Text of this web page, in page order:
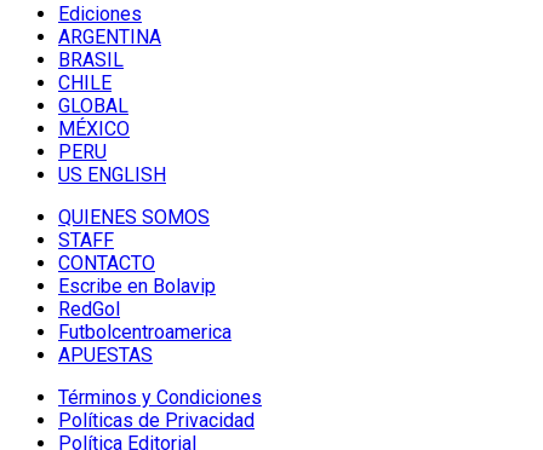
Ediciones
ARGENTINA
BRASIL
CHILE
GLOBAL
MÉXICO
PERU
US ENGLISH
QUIENES SOMOS
STAFF
CONTACTO
Escribe en Bolavip
RedGol
Futbolcentroamerica
APUESTAS
Términos y Condiciones
Políticas de Privacidad
Política Editorial